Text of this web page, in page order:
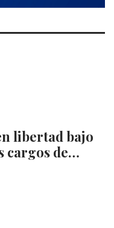
libertad bajo
cargos de…